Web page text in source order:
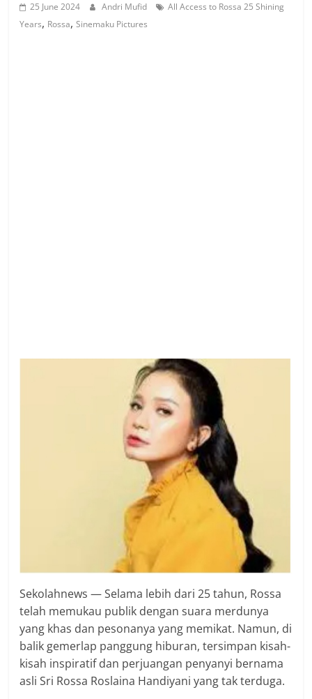
25 June 2024 Andri Mufid
All Access to Rossa 25 Shining
Years, Rossa,Sinemaku Pictures
Sekolahnews — Selama lebih dari 25 tahun, Rossa
telah memukau publik dengan suara merdunya
yang khas dan pesonanya yang memikat. Namun, di
balik gemerlap panggung hiburan, tersimpan kisah-
kisah inspiratif dan perjuangan penyanyi bernama
asli Sri Rossa Roslaina Handiyani yang tak terduga.